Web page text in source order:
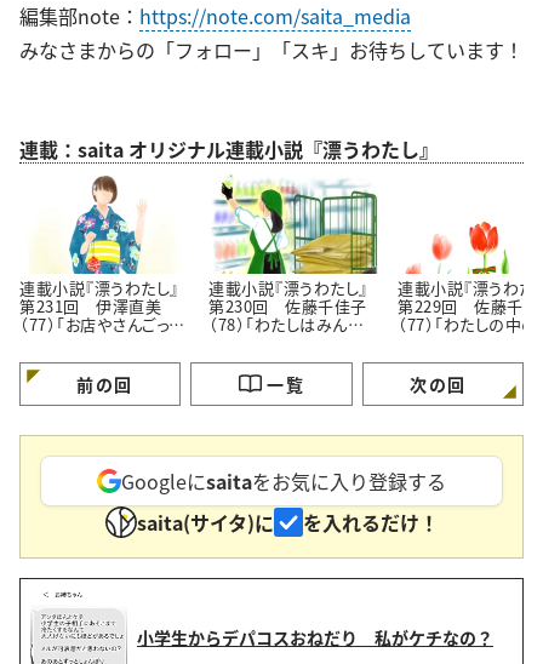
編集部note： https://note.com/saita_media
みなさまからの「フォロー」「スキ」お待ちしています！
連載：saita オリジナル連載小説『漂うわたし』
連載小説『漂うわたし』
第231回 伊澤直美
（77）「お店やさんごっこ
連載小説『漂うわたし』
第230回 佐藤千佳子
（78）「わたしはみんな
連載小説『漂うわた
第229回 佐藤千佳
（77）「わたしの中
前の回 一覧 次の回
Googleにsaitaをお気に入り登録する
saita(サイタ)に
を入れるだけ！
小学生からデパコスおねだり 私がケチなの？